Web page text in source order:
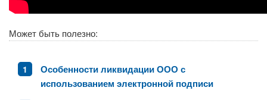
Может быть полезно:
Особенности ликвидации ООО с
использованием электронной подписи